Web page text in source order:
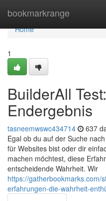
bookmarkrange
Home
Home
1
BuilderAll
Endergebnis
tasneemwswc434714 637
Egal ob du auf der Suche
für Websites bist oder dir
machen möchtest, diese
entscheidende Wahrheit. Wir
https://gatherbookmarks.com/
erfahrungen-die-wahrheit-